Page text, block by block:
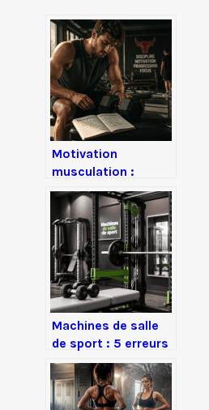
Motivation
musculation :
pourquoi 2/3 des
pratiquants
abandonnent et
comment rester
régulier
Machines de salle
de sport : 5 erreurs
de réglage qui
freinent votre
progression